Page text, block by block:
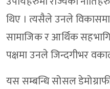
थिए । त्यसैले उनले
सामाजिक र आर्थिक
पक्षमा उनले जिन्दगीभर
यस सम्बन्धि सोसल